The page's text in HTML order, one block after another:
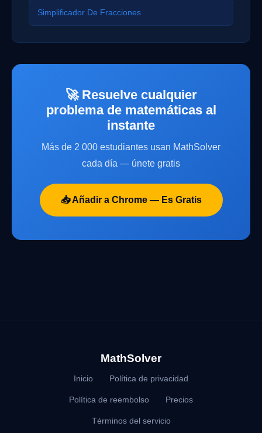
Simplificador De Fracciones
🚀 Resuelve cualquier
problema de matemáticas al
instante
Más de 2 000 estudiantes usan MathSolver
cada día — únete gratis
📥 Añadir a Chrome — Es Gratis
MathSolver
Inicio Política de privacidad
Política de reembolso Precios
Términos del servicio